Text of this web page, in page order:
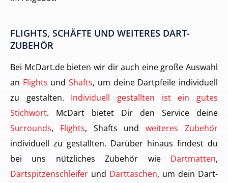
FLIGHTS, SCHÄFTE UND WEITERES DART-
ZUBEHÖR
Bei McDart.de bieten wir dir auch eine große Auswahl
an Flights undShafts, um deine Dartpfeile individuell
zu gestalten. Individuell gestallten ist ein gutes
Stichwort. McDart bietet Dir den Service deine
Surrounds, Flights, Shafts undweiteres Zubehör
individuell zu gestallten. Darüber hinaus findest du
bei uns nützliches Zubehör wie Dartmatten,
Dartspitzenschleifer und Darttaschen, um dein Dart-